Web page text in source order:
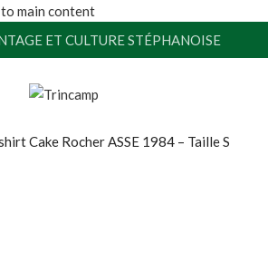
to main content
ET CULTURE STÉPHANOISE
Cake Rocher ASSE 1984 – Taille S